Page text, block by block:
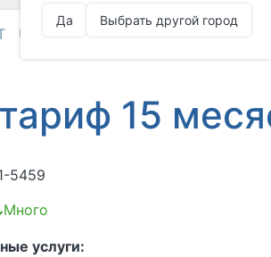
Да Выбрать другой город
U
15
5459
Много
услуги: